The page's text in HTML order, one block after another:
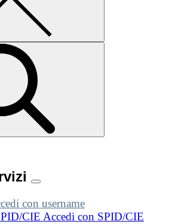
con username
CIE Accedi con SPID/CIE